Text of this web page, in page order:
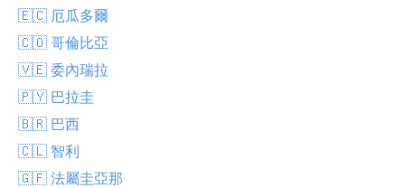
🇪🇨 厄瓜多爾
🇨🇴 哥倫比亞
🇻🇪 委內瑞拉
🇵🇾 巴拉圭
🇧🇷 巴西
🇨🇱 智利
🇬🇫 法屬圭亞那